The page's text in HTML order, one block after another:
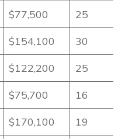
$77,500
25
$154,100
30
$122,200
25
$75,700
16
$170,100
19